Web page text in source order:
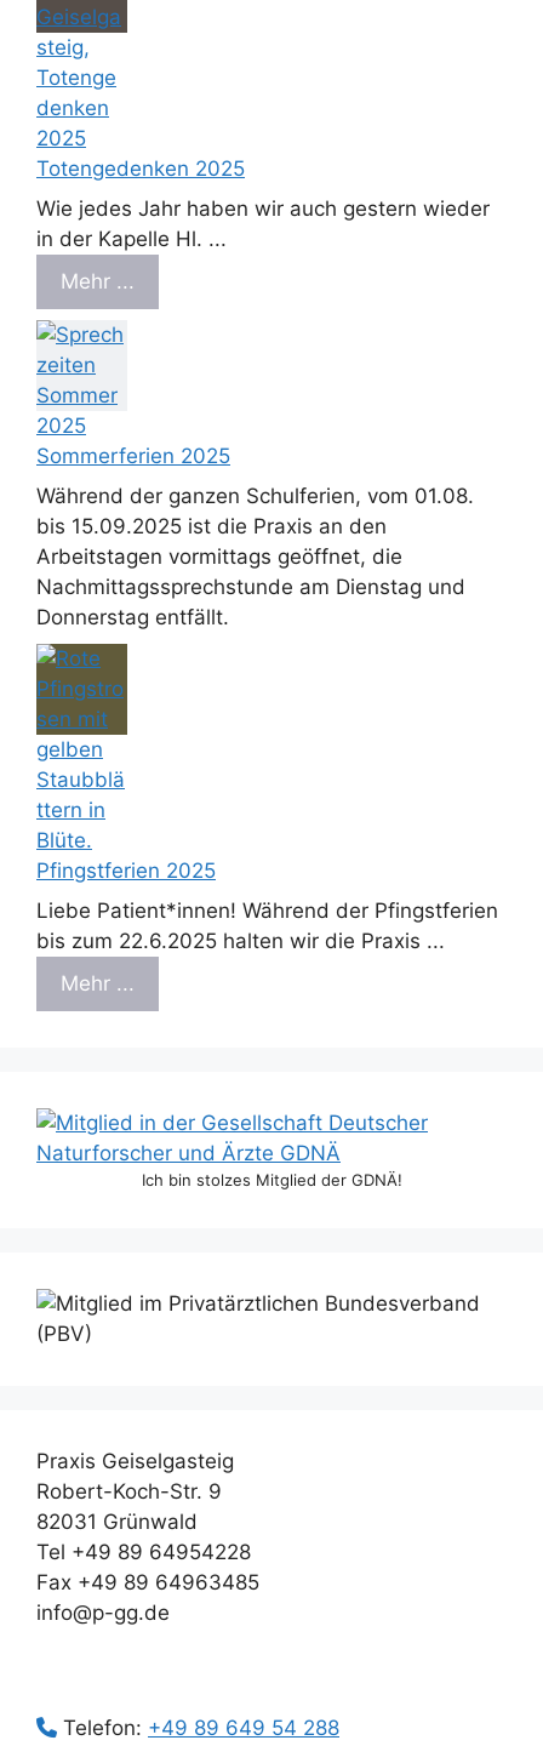
Totengedenken 2025
Wie jedes Jahr haben wir auch gestern wieder
in der Kapelle Hl. ...
Mehr ...
Sommerferien 2025
Während der ganzen Schulferien, vom 01.08.
bis 15.09.2025 ist die Praxis an den
Arbeitstagen vormittags geöffnet, die
Nachmittagssprechstunde am Dienstag und
Donnerstag entfällt.
Pfingstferien 2025
Liebe Patient*innen! Während der Pfingstferien
bis zum 22.6.2025 halten wir die Praxis ...
Mehr ...
Ich bin stolzes Mitglied der GDNÄ!
Praxis Geiselgasteig
Robert-Koch-Str. 9
82031 Grünwald
Tel +49 89 64954228
Fax +49 89 64963485
info@p-gg.de
Telefon: +49 89 649 54 288